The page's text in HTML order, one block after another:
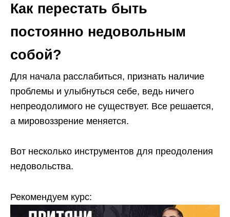
Как перестать быть
постоянно недовольным
собой?
Для начала расслабиться, признать наличие
проблемы и улыбнуться себе, ведь ничего
непреодолимого не существует. Все решается,
а мировоззрение меняется.
Вот несколько инструментов для преодоления
недовольства.
Рекомендуем курс: